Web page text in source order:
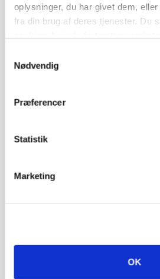
oplysninger, du har givet dem,
fra din brug af deres tjenester. Du
Nødvendig
Præferencer
Statistik
Marketing
OK
protestgruppe vil
gødskningslov
Annonce